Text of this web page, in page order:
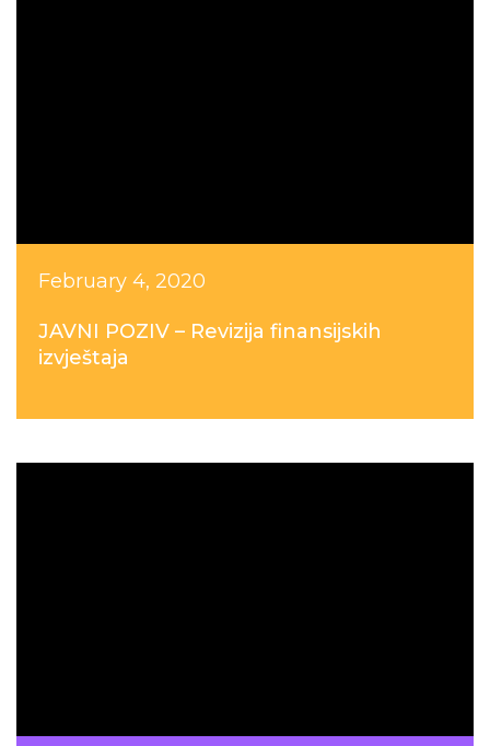
February 4, 2020
JAVNI POZIV – Revizija finansijskih
izvještaja